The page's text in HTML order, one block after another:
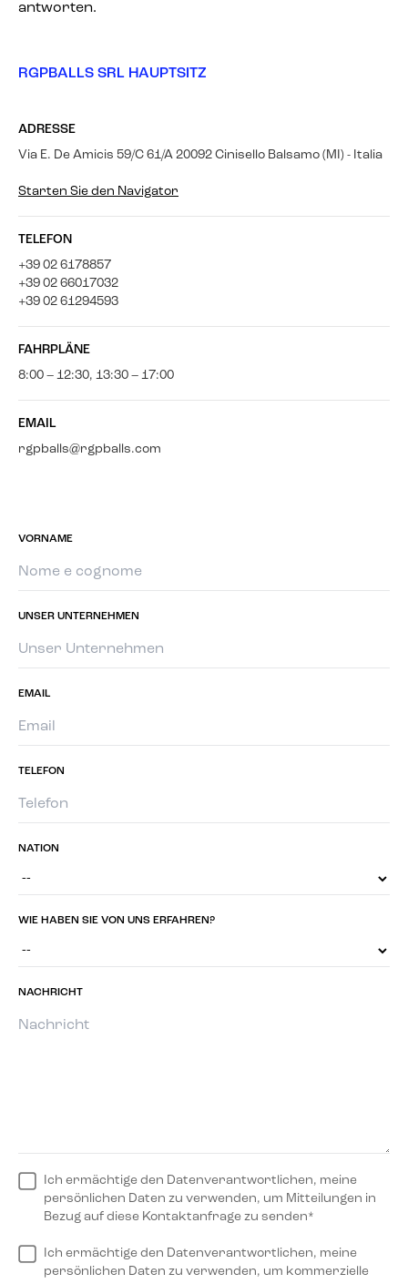
antworten.
RGPBALLS SRL HAUPTSITZ
ADRESSE
Via E. De Amicis 59/C 61/A 20092 Cinisello Balsamo (MI) - Italia
Starten Sie den Navigator
TELEFON
+39 02 6178857
+39 02 66017032
+39 02 61294593
FAHRPLÄNE
8:00 – 12:30, 13:30 – 17:00
EMAIL
rgpballs@rgpballs.com
VORNAME
UNSER UNTERNEHMEN
EMAIL
TELEFON
NATION
WIE HABEN SIE VON UNS ERFAHREN?
NACHRICHT
Ich ermächtige den Datenverantwortlichen, meine
persönlichen Daten zu verwenden, um Mitteilungen in
Bezug auf diese Kontaktanfrage zu senden*
Ich ermächtige den Datenverantwortlichen, meine
persönlichen Daten zu verwenden, um kommerzielle